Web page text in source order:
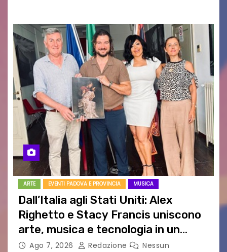
ARTE EVENTI PADOVA E PROVINCIA MUSICA
Dall’Italia agli Stati Uniti: Alex
Righetto e Stacy Francis uniscono
arte, musica e tecnologia in un
nuovo progetto internazionale”
Ago 7, 2026 Redazione
Nessun